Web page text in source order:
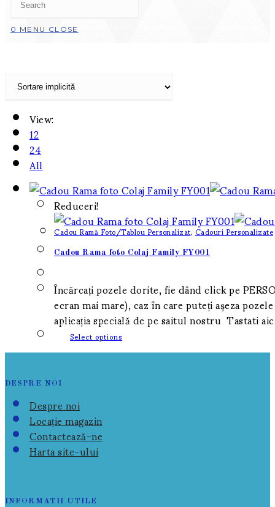
0 MENU CLOSE
View:
12
24
All
Reduceri!
Cadou Ramă Foto/Tablou Personalizat,Cadouri Personalizate
Cadou Rama foto Colaj Family FY001
Încărcați pozele dorite, fie dând click pe
ecran mai mare), caz în care puteți așeza
aplicația specială de pe saitul nostru Tastati
Select options
DESPRE NOI
Despre noi
Locație magazin
Contactează-ne
Harta site-ului
INFORMATII UTILE